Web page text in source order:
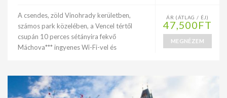
A csendes, zöld Vinohrady kerületben,
számos park közelében, a Vencel tértől
csupán 10 perces sétányira fekvő
Máchova*** ingyenes Wi-Fi-vel és
ÁR (ÁTLAG / ÉJ)
47,500FT
MEGNÉZEM